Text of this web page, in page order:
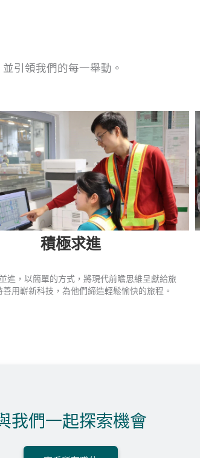
引領我們的每一舉動。
積極求進
進，以簡單的方式，將現代前瞻思維呈獻給旅
善用嶄新科技，為他們締造輕鬆愉快的旅程。
我們一起探索機會